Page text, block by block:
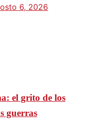
6, 2026
el grito de los
guerras